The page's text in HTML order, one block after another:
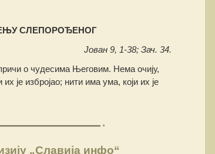
СЛЕПОРОЂЕНОГ
Јован 9, 1-38; Зач. 34.
о чудесима Његовим. Нема очију,
је избројао; нити има ума, који их је
„Славија инфо“